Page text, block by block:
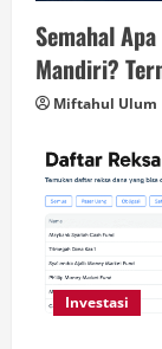
Semahal
Mandiri?
Miftahul Ulum
Investasi